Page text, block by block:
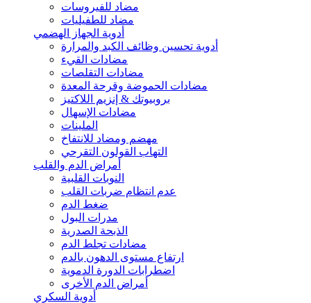
مضاد للفيروسات
مضاد للطفيليات
أدوية الجهاز الهضمي
أدوية تحسين وظائف الكبد والمرارة
مضادات القيء
مضادات التقلصات
مضادات الحموضة وقرحة المعدة
بروبيوتك & إنزيم اللاكتيز
مضادات الإسهال
الملينات
مهضم ومضاد للانتفاخ
التهاب القولون التقرحي
أمراض الدم والقلب
النوبات القلبية
عدم انتظام ضربات القلب
ضغط الدم
مدرات البول
الذبحة الصدرية
مضادات تجلط الدم
ارتفاع مستوى الدهون بالدم
اضطرابات الدورة الدموية
أمراض الدم الأخرى
أدوية السكري